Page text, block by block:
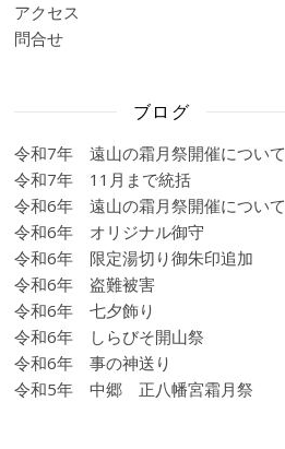
アクセス
問合せ
ブログ
令和7年 遠山の霜月祭開催について
令和7年 11月まで統括
令和6年 遠山の霜月祭開催について
令和6年 オリジナル御守
令和6年 限定湯切り御朱印追加
令和6年 盗難被害
令和6年 七夕飾り
令和6年 しらびそ開山祭
令和6年 事の神送り
令和5年 中郷 正八幡宮霜月祭